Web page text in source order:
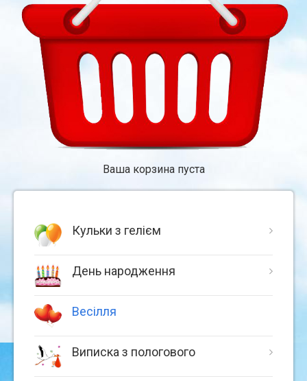
Ваша корзина пуста
Кульки з гелієм
День народження
Весілля
Виписка з пологового